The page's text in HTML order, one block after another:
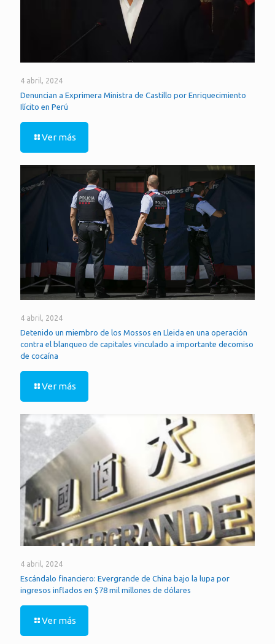
4 abril, 2024
Denuncian a Exprimera Ministra de Castillo por Enriquecimiento
Ilícito en Perú
Ver más
4 abril, 2024
Detenido un miembro de los Mossos en Lleida en una operación
contra el blanqueo de capitales vinculado a importante decomiso
de cocaína
Ver más
4 abril, 2024
Escándalo financiero: Evergrande de China bajo la lupa por
ingresos inflados en $78 mil millones de dólares
Ver más